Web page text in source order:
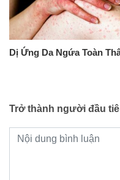
Dị Ứng Da Ngứa Toàn
Trở thành người đầu